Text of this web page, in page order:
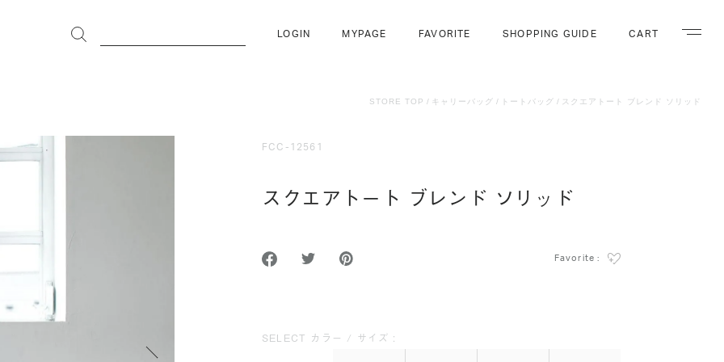
LOGIN MYPAGE FAVORITE SHOPPING GUIDE CART ナビゲ
STORE TOP キャリーバッグ トートバッグ スクエアトート ブレンド ソリッド
FCC-12561
スクエアトート ブレンド ソリッド
Favorite :
SELECT カラー / サイズ :